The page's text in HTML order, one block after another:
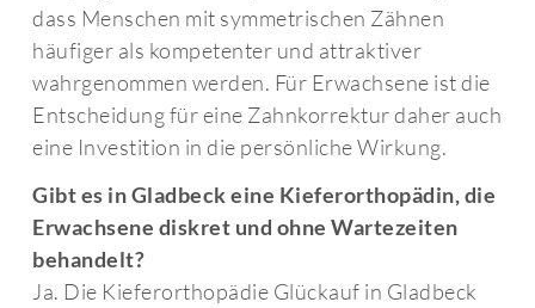
dass Menschen mit symmetrischen Zähnen
häufiger als kompetenter und attraktiver
wahrgenommen werden. Für Erwachsene ist die
Entscheidung für eine Zahnkorrektur daher auch
eine Investition in die persönliche Wirkung.
Gibt es in Gladbeck eine Kieferorthopädin, die
Erwachsene diskret und ohne Wartezeiten
behandelt?
Ja. Die Kieferorthopädie Glückauf in Gladbeck